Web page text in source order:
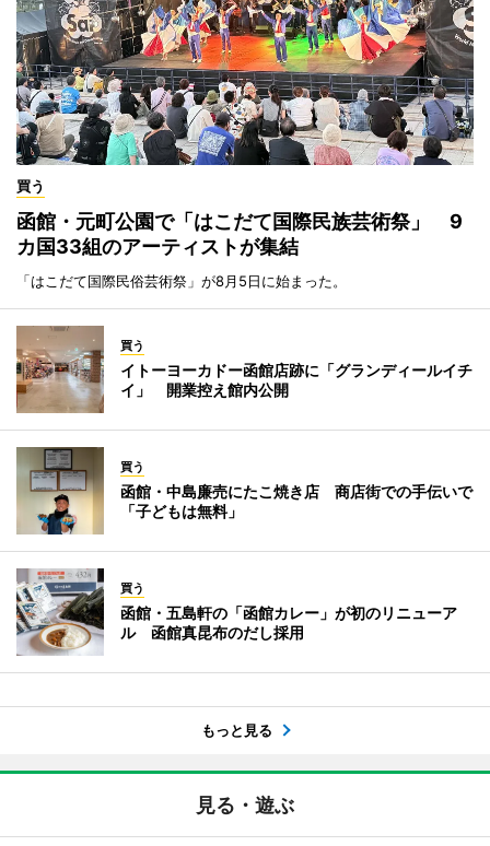
買う
函館・元町公園で「はこだて国際民族芸術祭」 9
カ国33組のアーティストが集結
「はこだて国際民俗芸術祭」が8月5日に始まった。
買う
イトーヨーカドー函館店跡に「グランディールイチ
イ」 開業控え館内公開
買う
函館・中島廉売にたこ焼き店 商店街での手伝いで
「子どもは無料」
買う
函館・五島軒の「函館カレー」が初のリニューア
ル 函館真昆布のだし採用
もっと見る
見る・遊ぶ